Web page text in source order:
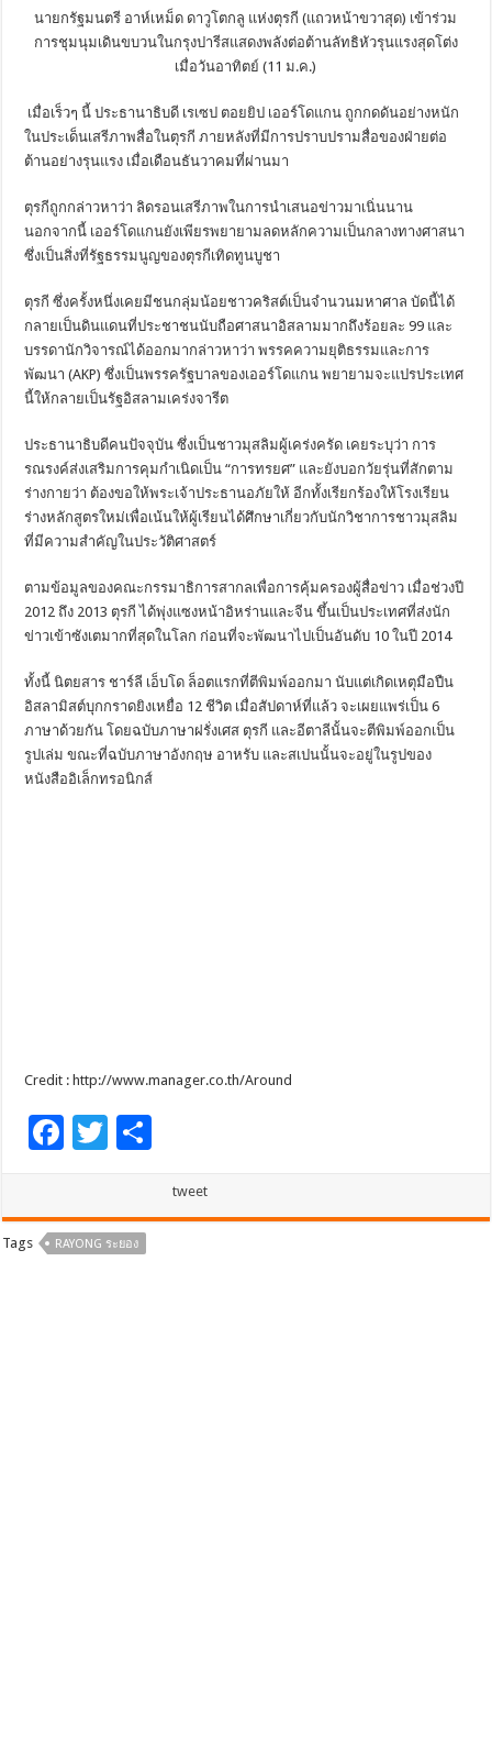
นายกรัฐมนตรี อาห์เหม็ด ดาวูโตกลู แห่งตุรกี (แถวหน้าขวาสุด) เข้าร่วม
การชุมนุมเดินขบวนในกรุงปารีสแสดงพลังต่อต้านลัทธิหัวรุนแรงสุดโต่ง
เมื่อวันอาทิตย์ (11 ม.ค.)
เมื่อเร็วๆ นี้ ประธานาธิบดี เรเซป ตอยยิป เออร์โดแกน ถูกกดดันอย่างหนัก
ในประเด็นเสรีภาพสื่อในตุรกี ภายหลังที่มีการปราบปรามสื่อของฝ่ายต่อ
ต้านอย่างรุนแรง เมื่อเดือนธันวาคมที่ผ่านมา
ตุรกีถูกกล่าวหาว่า ลิดรอนเสรีภาพในการนำเสนอข่าวมาเนิ่นนาน
นอกจากนี้ เออร์โดแกนยังเพียรพยายามลดหลักความเป็นกลางทางศาสนา
ซึ่งเป็นสิ่งที่รัฐธรรมนูญของตุรกีเทิดทูนบูชา
ตุรกี ซึ่งครั้งหนึ่งเคยมีชนกลุ่มน้อยชาวคริสต์เป็นจำนวนมหาศาล บัดนี้ได้
กลายเป็นดินแดนที่ประชาชนนับถือศาสนาอิสลามมากถึงร้อยละ 99 และ
บรรดานักวิจารณ์ได้ออกมากล่าวหาว่า พรรคความยุติธรรมและการ
พัฒนา (AKP) ซึ่งเป็นพรรครัฐบาลของเออร์โดแกน พยายามจะแปรประเทศ
นี้ให้กลายเป็นรัฐอิสลามเคร่งจารีต
ประธานาธิบดีคนปัจจุบัน ซึ่งเป็นชาวมุสลิมผู้เคร่งครัด เคยระบุว่า การ
รณรงค์ส่งเสริมการคุมกำเนิดเป็น “การทรยศ” และยังบอกวัยรุ่นที่สักตาม
ร่างกายว่า ต้องขอให้พระเจ้าประธานอภัยให้ อีกทั้งเรียกร้องให้โรงเรียน
ร่างหลักสูตรใหม่เพื่อเน้นให้ผู้เรียนได้ศึกษาเกี่ยวกับนักวิชาการชาวมุสลิม
ที่มีความสำคัญในประวัติศาสตร์
ตามข้อมูลของคณะกรรมาธิการสากลเพื่อการคุ้มครองผู้สื่อข่าว เมื่อช่วงปี
2012 ถึง 2013 ตุรกี ได้พุ่งแซงหน้าอิหร่านและจีน ขึ้นเป็นประเทศที่ส่งนัก
ข่าวเข้าซังเตมากที่สุดในโลก ก่อนที่จะพัฒนาไปเป็นอันดับ 10 ในปี 2014
ทั้งนี้ นิตยสาร ชาร์ลี เอ็บโด ล็อตแรกที่ตีพิมพ์ออกมา นับแต่เกิดเหตุมือปืน
อิสลามิสต์บุกกราดยิงเหยื่อ 12 ชีวิต เมื่อสัปดาห์ที่แล้ว จะเผยแพร่เป็น 6
ภาษาด้วยกัน โดยฉบับภาษาฝรั่งเศส ตุรกี และอีตาลีนั้นจะตีพิมพ์ออกเป็น
รูปเล่ม ขณะที่ฉบับภาษาอังกฤษ อาหรับ และสเปนนั้นจะอยู่ในรูปของ
หนังสืออิเล็กทรอนิกส์
Credit : http://www.manager.co.th/Around
F
b
T
er
ar
tweet
Tags RAYONG ระยอง